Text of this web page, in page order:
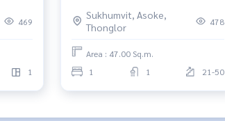
469
1
Sukhumvit, Asoke,
Thonglor
478
Area : 47.00 Sq.m.
1
1 21-50